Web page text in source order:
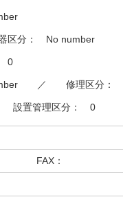
区分： No number
0
／ 修理区分：
置管理区分： 0
：